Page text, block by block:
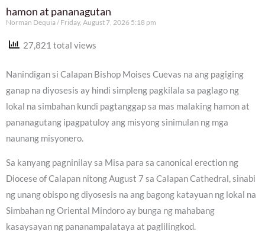
hamon at pananagutan
Norman Dequia Friday, August 7, 2026 5:18 pm
27,821 total views
Nanindigan si Calapan Bishop Moises Cuevas na ang pagiging
ganap na diyosesis ay hindi simpleng pagkilala sa paglago ng
lokal na simbahan kundi pagtanggap sa mas malaking hamon at
pananagutang ipagpatuloy ang misyong sinimulan ng mga
naunang misyonero.
Sa kanyang pagninilay sa Misa para sa canonical erection ng
Diocese of Calapan nitong August 7 sa Calapan Cathedral, sinabi
ng unang obispo ng diyosesis na ang bagong katayuan ng lokal na
Simbahan ng Oriental Mindoro ay bunga ng mahabang
kasaysayan ng pananampalataya at paglilingkod.